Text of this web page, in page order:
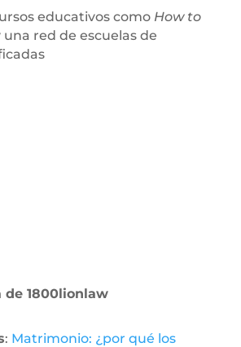
educativos como How to
red de escuelas de
de 1800lionlaw
: Matrimonio: ¿por qué los